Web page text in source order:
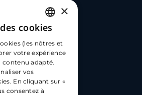
FRENCH
ENGLISH
SPANISH
×
cookies
(les nôtres et
votre expérience
contenu adapté.
vos
En cliquant sur «
consentez à